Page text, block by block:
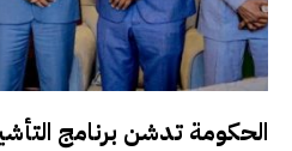
الحكومة تدشن برنامج